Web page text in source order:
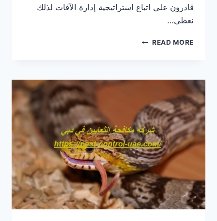
قادرون على اتباع استراتيجية إدارة الآفات لذلك
نعطى…
READ MOREشركة
دبي
حشرات